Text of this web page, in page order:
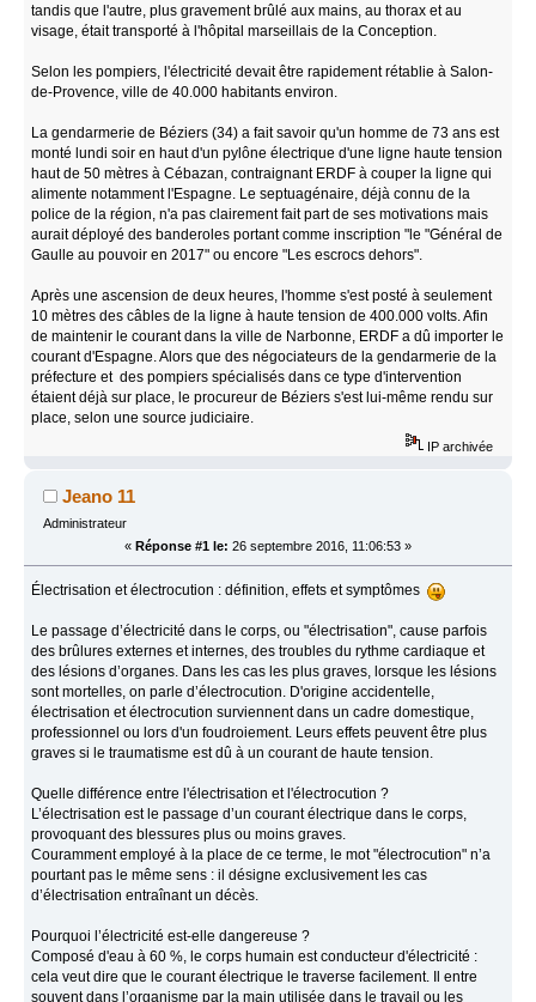
tandis que l'autre, plus gravement brûlé aux mains, au thorax et au
visage, était transporté à l'hôpital marseillais de la Conception.
Selon les pompiers, l'électricité devait être rapidement rétablie à Salon-
de-Provence, ville de 40.000 habitants environ.
La gendarmerie de Béziers (34) a fait savoir qu'un homme de 73 ans est
monté lundi soir en haut d'un pylône électrique d'une ligne haute tension
haut de 50 mètres à Cébazan, contraignant ERDF à couper la ligne qui
alimente notamment l'Espagne. Le septuagénaire, déjà connu de la
police de la région, n'a pas clairement fait part de ses motivations mais
aurait déployé des banderoles portant comme inscription "le "Général de
Gaulle au pouvoir en 2017" ou encore "Les escrocs dehors".
Après une ascension de deux heures, l'homme s'est posté à seulement
10 mètres des câbles de la ligne à haute tension de 400.000 volts. Afin
de maintenir le courant dans la ville de Narbonne, ERDF a dû importer le
courant d'Espagne. Alors que des négociateurs de la gendarmerie de la
préfecture et des pompiers spécialisés dans ce type d'intervention
étaient déjà sur place, le procureur de Béziers s'est lui-même rendu sur
place, selon une source judiciaire.
IP archivée
Jeano 11
Administrateur
« Réponse #1 le: 26 septembre 2016, 11:06:53 »
Électrisation et électrocution : définition, effets et symptômes
Le passage d’électricité dans le corps, ou "électrisation", cause parfois
des brûlures externes et internes, des troubles du rythme cardiaque et
des lésions d’organes. Dans les cas les plus graves, lorsque les lésions
sont mortelles, on parle d’électrocution. D'origine accidentelle,
électrisation et électrocution surviennent dans un cadre domestique,
professionnel ou lors d'un foudroiement. Leurs effets peuvent être plus
graves si le traumatisme est dû à un courant de haute tension.
Quelle différence entre l'électrisation et l'électrocution ?
L’électrisation est le passage d’un courant électrique dans le corps,
provoquant des blessures plus ou moins graves.
Couramment employé à la place de ce terme, le mot "électrocution" n’a
pourtant pas le même sens : il désigne exclusivement les cas
d’électrisation entraînant un décès.
Pourquoi l’électricité est-elle dangereuse ?
Composé d'eau à 60 %, le corps humain est conducteur d'électricité :
cela veut dire que le courant électrique le traverse facilement. Il entre
souvent dans l’organisme par la main utilisée dans le travail ou les